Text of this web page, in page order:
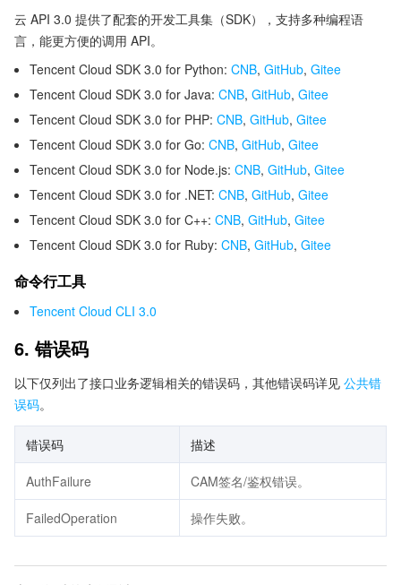
云 API 3.0 提供了配套的开发工具集（SDK），支持多种编程语
言，能更方便的调用 API。
Tencent Cloud SDK 3.0 for Python: CNB, GitHub, Gitee
Tencent Cloud SDK 3.0 for Java: CNB, GitHub, Gitee
Tencent Cloud SDK 3.0 for PHP: CNB, GitHub, Gitee
Tencent Cloud SDK 3.0 for Go: CNB, GitHub, Gitee
Tencent Cloud SDK 3.0 for Node.js: CNB, GitHub, Gitee
Tencent Cloud SDK 3.0 for .NET: CNB, GitHub, Gitee
Tencent Cloud SDK 3.0 for C++: CNB, GitHub, Gitee
Tencent Cloud SDK 3.0 for Ruby: CNB, GitHub, Gitee
命令行工具
Tencent Cloud CLI 3.0
6. 错误码
以下仅列出了接口业务逻辑相关的错误码，其他错误码详见 公共错
误码。
错误码 描述
AuthFailure CAM签名/鉴权错误。
FailedOperation 操作失败。